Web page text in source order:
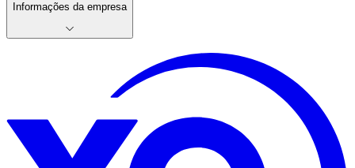
Informações da empresa